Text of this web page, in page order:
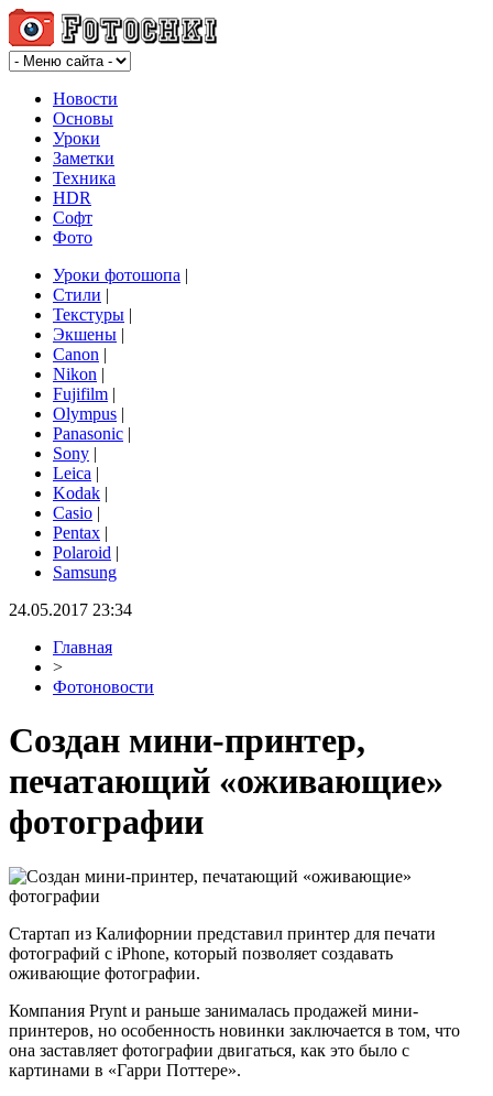
Новости
Основы
Уроки
Заметки
Техника
HDR
Софт
Фото
Уроки фотошопа |
Стили |
Текстуры |
Экшены |
Canon |
Nikon |
Fujifilm |
Olympus |
Panasonic |
Sony |
Leica |
Kodak |
Casio |
Pentax |
Polaroid |
Samsung
24.05.2017 23:34
Главная
>
Фотоновости
Создан мини-принтер,
печатающий «оживающие»
фотографии
Стартап из Калифорнии представил принтер для печати
фотографий с iPhone, который позволяет создавать
оживающие фотографии.
Компания Prynt и раньше занималась продажей мини-
принтеров, но особенность новинки заключается в том, что
она заставляет фотографии двигаться, как это было с
картинами в «Гарри Поттере».